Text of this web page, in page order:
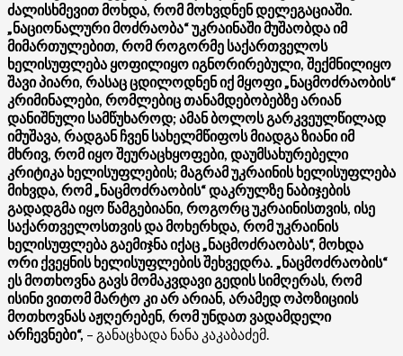
ძალისხმევით მოხდა, რომ მოხვდნენ დელეგაციაში.
„ნაციონალური მოძრაობა“ უკრაინაში მუშაობდა იმ
მიმართულებით, რომ როგორმე საქართველოს
ხელისუფლება ყოფილიყო იგნორირებული, შექმნილიყო
შავი პიარი, რასაც ცდილოდნენ იქ მყოფი „ნაცმოძრაობის“
კრიმინალები, რომლებიც თანამდებობებზე არიან
დანიშნული სამწუხაროდ; ამან ბოლოს გარკვეულწილად
იმუშავა, რადგან ჩვენ სახელმწიფოს მიადგა ზიანი იმ
მხრივ, რომ იყო შეურაცხყოფები, დაუმსახურებელი
კრიტიკა ხელისუფლების; მაგრამ უკრაინის ხელისუფლება
მიხვდა, რომ „ნაცმოძრაობის“ დაკრულზე ნაბიჯების
გადადგმა იყო წამგებიანი, როგორც უკრაინისთვის, ისე
საქართველოსთვის და მოხერხდა, რომ უკრაინის
ხელისუფლება გაემიჯნა იქაც „ნაცმოძრაობას“, მოხდა
ორი ქვეყნის ხელისუფლების შეხვედრა. „ნაცმოძრაობის“
ეს მოთხოვნა გავს მომაკვდავი გედის სიმღერას, რომ
ისინი ვითომ მარტო კი არ არიან, არამედ ოპოზიციის
მოთხოვნას აჟღერებენ, რომ უნდათ ვადამდელი
არჩევნები“, – განაცხადა ნანა კაკაბაძემ.